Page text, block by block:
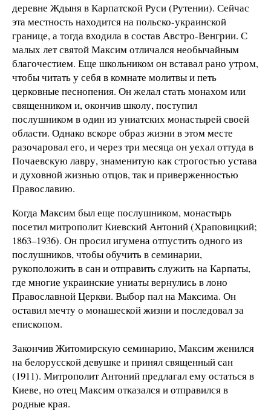
деревне Ждыня в Карпатской Руси (Рутении). Сейчас
эта местность находится на польско-украинской
границе, а тогда входила в состав Австро-Венгрии. С
малых лет святой Максим отличался необычайным
благочестием. Еще школьником он вставал рано утром,
чтобы читать у себя в комнате молитвы и петь
церковные песнопения. Он желал стать монахом или
священником и, окончив школу, поступил
послушником в один из униатских монастырей своей
области. Однако вскоре образ жизни в этом месте
разочаровал его, и через три месяца он уехал оттуда в
Почаевскую лавру, знаменитую как строгостью устава
и духовной жизнью отцов, так и приверженностью
Православию.
Когда Максим был еще послушником, монастырь
посетил митрополит Киевский Антоний (Храповицкий;
1863–1936). Он просил игумена отпустить одного из
послушников, чтобы обучить в семинарии,
рукоположить в сан и отправить служить на Карпаты,
где многие украинские униаты вернулись в лоно
Православной Церкви. Выбор пал на Максима. Он
оставил мечту о монашеской жизни и последовал за
епископом.
Закончив Житомирскую семинарию, Максим женился
на белорусской девушке и принял священный сан
(1911). Митрополит Антоний предлагал ему остаться в
Киеве, но отец Максим отказался и отправился в
родные края.